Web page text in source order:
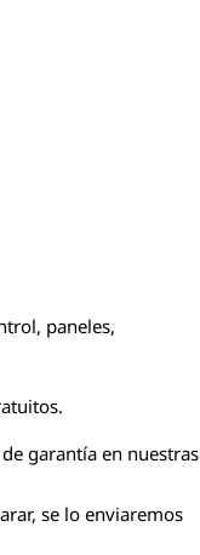
paneles,
garantía en nuestras
se lo enviaremos